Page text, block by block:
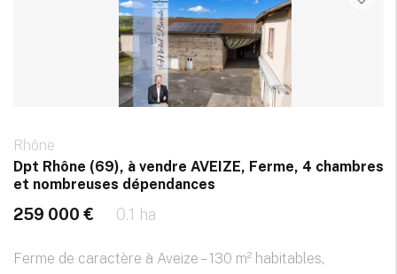
Rhône
Dpt Rhône (69), à vendre AVEIZE, Ferme, 4 chambres
et nombreuses dépendances
259 000 € 0.1 ha
Ferme de caractère à Aveize – 130 m² habitables,